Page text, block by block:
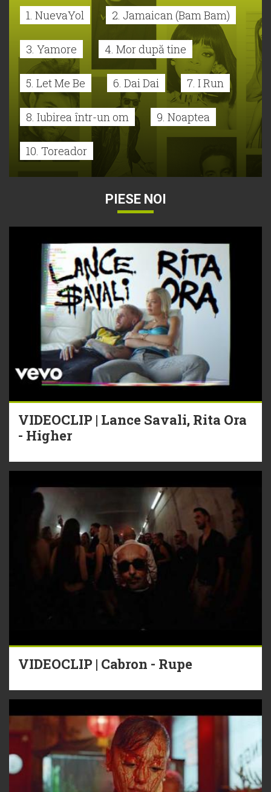
1. NuevaYol 2. Jamaican (Bam Bam)
3. Yamore 4. Mor după tine
5. Let Me Be 6. Dai Dai 7. I Run
8. Iubirea într-un om 9. Noaptea
10. Toreador
PIESE NOI
VIDEOCLIP | Lance Savali, Rita Ora
- Higher
VIDEOCLIP | Cabron - Rupe